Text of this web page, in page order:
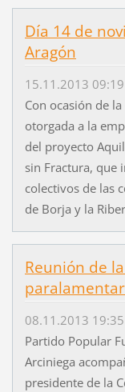
Día 14 de
Aragón
15.11.2013 09:19
Con ocasión de
otorgada a la
del proyecto
sin Fractura, que
colectivos de las
de Borja y la
Reunión de
08.11.2013 19:35
Partido Popular
Arciniega
presidente de la